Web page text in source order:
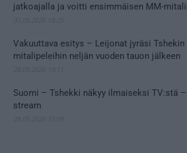
jatkoajalla ja voitti ensimmäisen MM-
Vakuuttava esitys – Leijonat jyräsi Tshekin
mitalipeleihin neljän vuoden tauon jälkeen
Suomi – Tshekki näkyy ilmaiseksi TV:stä
stream